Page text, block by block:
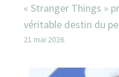
« Stranger Things »
véritable destin du
21 mai 2026